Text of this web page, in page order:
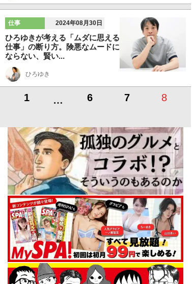
仕事 2024年08月30日
ひろゆきが考える「ムダに思える
仕事」の断り方。険悪なムードに
ならない、賢い...
ひろゆき
1 … 6 7 8